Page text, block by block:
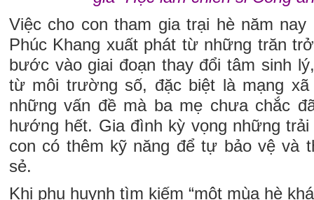
Việc cho con tham gia trại hè năm
Phúc Khang xuất phát từ những trăn
bước vào giai đoạn thay đổi tâm sinh
từ môi trường số, đặc biệt là mạng
những vấn đề mà ba mẹ chưa chắc
hướng hết. Gia đình kỳ vọng những
con có thêm kỹ năng để tự bảo vệ và
sẻ.
Khi phụ huynh tìm kiếm “một mùa hè